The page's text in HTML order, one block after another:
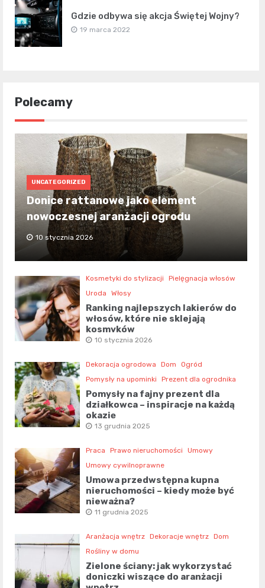
Gdzie odbywa się akcja Świętej Wojny?
19 marca 2022
Polecamy
UNCATEGORIZED
Donice rattanowe jako element
nowoczesnej aranżacji ogrodu
10 stycznia 2026
Kosmetyki do stylizacji
Pielęgnacja włosów
Uroda
Włosy
Ranking najlepszych lakierów do
włosów, które nie sklejają
kosmyków
10 stycznia 2026
Dekoracja ogrodowa Dom
Ogród
Pomysły na upominki
Prezent dla ogrodnika
Pomysły na fajny prezent dla
działkowca – inspiracje na każdą
okazję
13 grudnia 2025
Praca Prawo nieruchomości
Umowy
Umowy cywilnoprawne
Umowa przedwstępna kupna
nieruchomości – kiedy może być
nieważna?
11 grudnia 2025
Aranżacja wnętrz Dekoracje wnętrz Dom
Rośliny w domu
Zielone ściany: jak wykorzystać
doniczki wiszące do aranżacji